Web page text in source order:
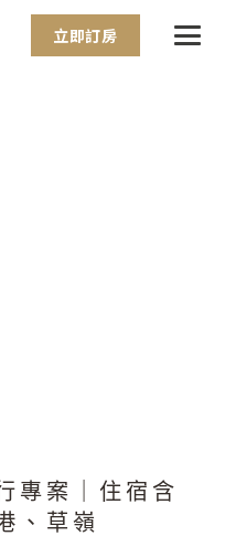
立即訂房
專案｜住宿含
、草嶺